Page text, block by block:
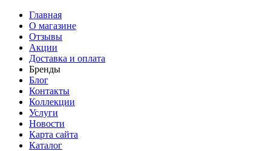
Главная
О магазине
Отзывы
Акции
Доставка и оплата
Бренды
Блог
Контакты
Коллекции
Услуги
Новости
Карта сайта
Каталог